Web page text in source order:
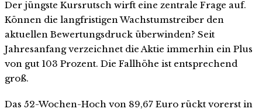
Der jüngste Kursrutsch wirft eine zentrale Frage auf.
Können die langfristigen Wachstumstreiber den
aktuellen Bewertungsdruck überwinden? Seit
Jahresanfang verzeichnet die Aktie immerhin ein Plus
von gut 103 Prozent. Die Fallhöhe ist entsprechend
groß.
Das 52-Wochen-Hoch von 89,67 Euro rückt vorerst in